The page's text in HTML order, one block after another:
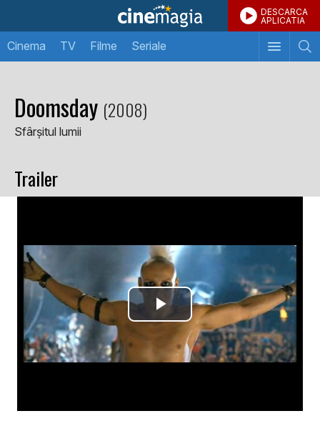
DESCARCA
APLICATIA
Cinema TV Filme Seriale
Doomsday (2008)
Sfârșitul lumii
Trailer